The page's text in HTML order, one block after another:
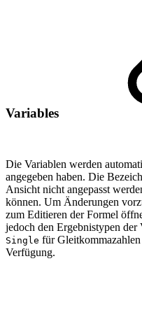
Variables
Die Variablen werden
angegeben haben. Die
Ansicht nicht angepasst
können. Um Änderungen
zum Editieren der Formel
jedoch den Ergebnistypen der
Single für
Verfügung.